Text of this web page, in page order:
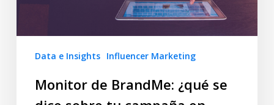
Data e Insights Influencer Marketing
Monitor de BrandMe: ¿qué se